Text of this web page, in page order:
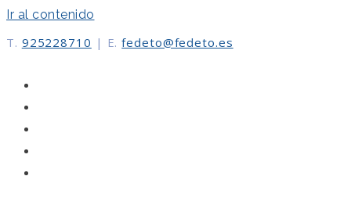
Ir al contenido
T. 925228710 | E. fedeto@fedeto.es